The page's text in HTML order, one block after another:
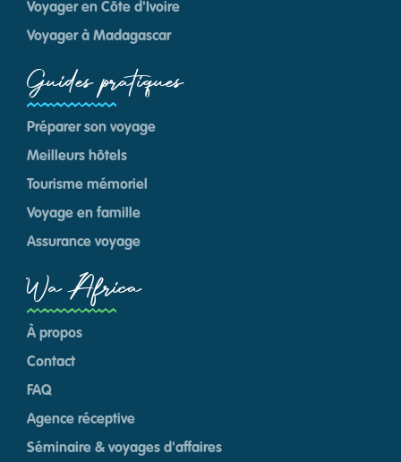
Voyager en Côte d'Ivoire
Voyager à Madagascar
Guides pratiques
Préparer son voyage
Meilleurs hôtels
Tourisme mémoriel
Voyage en famille
Assurance voyage
Wa Africa
À propos
Contact
FAQ
Agence réceptive
Séminaire & voyages d'affaires